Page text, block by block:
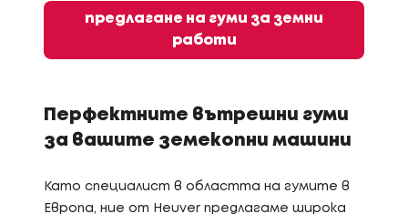
предлагане на гуми за земни
работи
Перфектните вътрешни гуми
за вашите земекопни машини
Като специалист в областта на гумите в
Европа, ние от Heuver предлагаме широка